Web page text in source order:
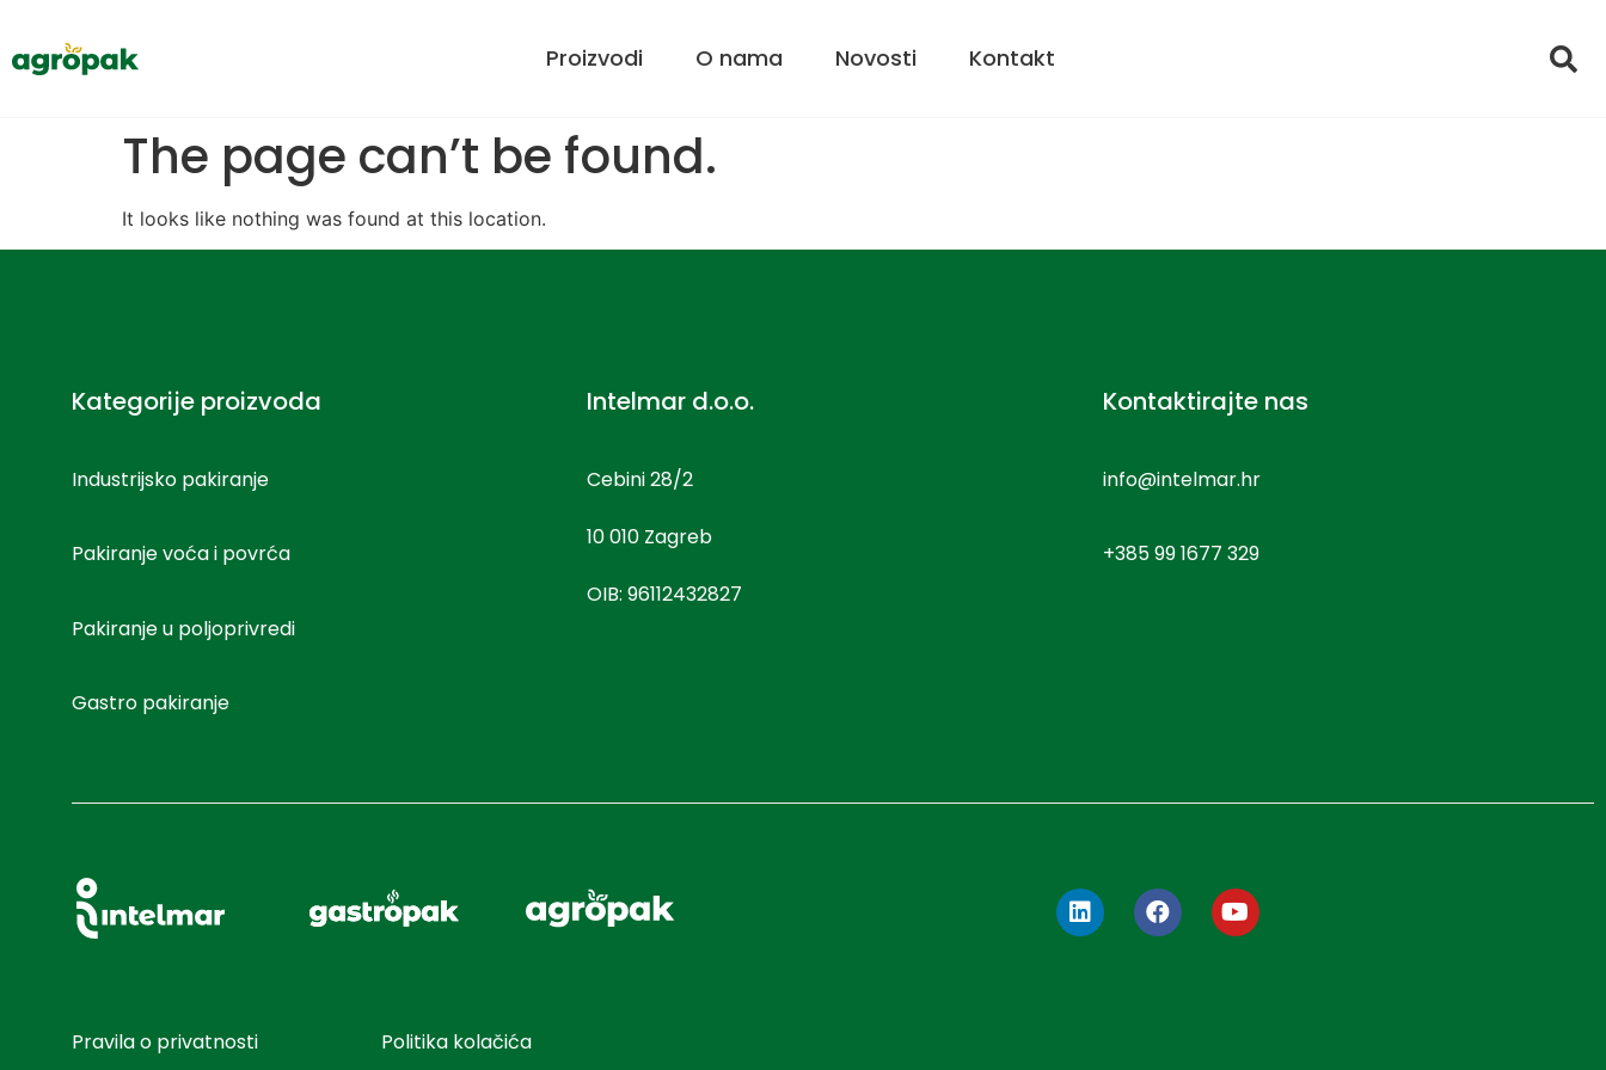
Proizvodi O nama Novosti Kontakt
The page can’t be found.
It looks like nothing was found at this location.
Kategorije proizvoda
Industrijsko pakiranje
Pakiranje voća i povrća
Pakiranje u poljoprivredi
Gastro pakiranje
Intelmar d.o.o.
Cebini 28/2
10 010 Zagreb
OIB: 96112432827
Kontaktirajte nas
info@intelmar.hr
+385 99 1677 329
Pravila o privatnosti Politika kolačića